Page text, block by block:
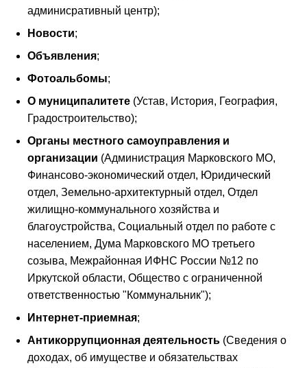
админисративный центр);
Новости;
Объявления;
Фотоальбомы;
О муниципалитете (Устав, История, География,
Градостроительство);
Органы местного самоуправления и
организации (Администрация Марковского МО,
Финансово-экономический отдел, Юридический
отдел, Земельно-архитектурный отдел, Отдел
жилищно-коммунального хозяйства и
благоустройства, Социальный отдел по работе с
населением, Дума Марковского МО третьего
созыва, Межрайонная ИФНС России №12 по
Иркутской области, Общество с ограниченной
ответственностью "Коммунальник");
Интернет-приемная;
Антикоррупционная деятельность (Сведения о
доходах, об имуществе и обязательствах